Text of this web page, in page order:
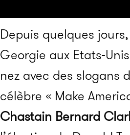
Depuis quelques
Georgie aux Etats-
nez avec des slogans
célèbre « Make
Chastain Bernard